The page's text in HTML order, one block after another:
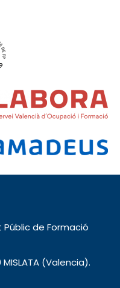
Públic de Formació
(Valencia).